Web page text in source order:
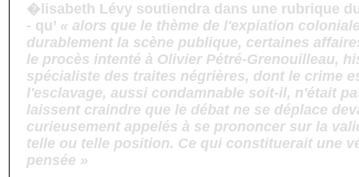
�lisabeth Lévy soutiendra dans une rubrique
- qu’ « alors que le thème de l'expiation
durablement la scène publique, certaines
le procès intenté à Olivier Pétré-Grenouilleau,
spécialiste des traites négrières, dont le crime
l'esclavage, aussi condamnable soit-il, n'était
laissent craindre que le débat ne se déplace
curieusement appelés à se prononcer sur la
telle ou telle position. Ce qui constituerait une
pensée »